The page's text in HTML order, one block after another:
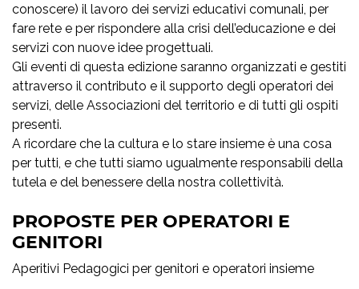
conoscere) il lavoro dei servizi educativi comunali, per
fare rete e per rispondere alla crisi dell’educazione e dei
servizi con nuove idee progettuali.
Gli eventi di questa edizione saranno organizzati e gestiti
attraverso il contributo e il supporto degli operatori dei
servizi, delle Associazioni del territorio e di tutti gli ospiti
presenti.
A ricordare che la cultura e lo stare insieme è una cosa
per tutti, e che tutti siamo ugualmente responsabili della
tutela e del benessere della nostra collettività.
PROPOSTE PER OPERATORI E
GENITORI
Aperitivi Pedagogici per genitori e operatori insieme